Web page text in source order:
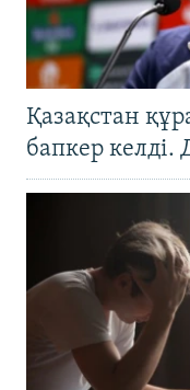
Қазақстан
бапкер келді.